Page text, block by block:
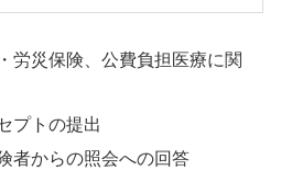
労災保険、公費負担医療に関
プトの提出
者からの照会への回答